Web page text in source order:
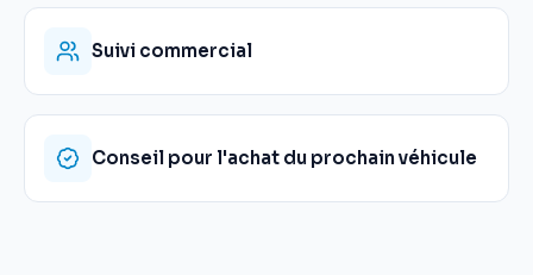
Suivi commercial
Conseil pour l'achat du prochain véhicule